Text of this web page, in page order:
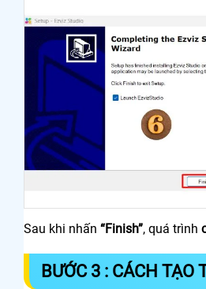
Sau khi nhấn “Finish”, quá trình
BƯỚC 3 : CÁCH TẠO